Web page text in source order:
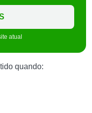
atual
quando: